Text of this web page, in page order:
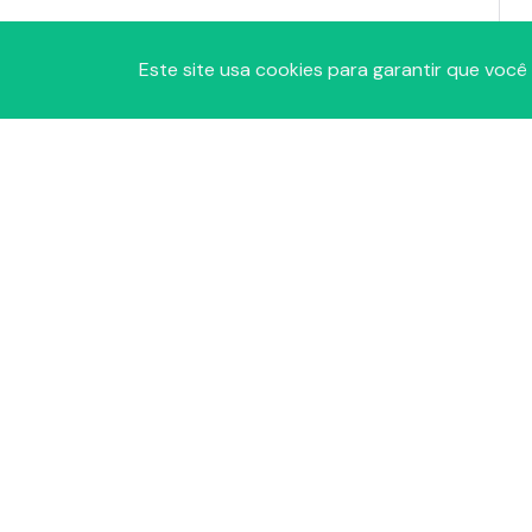
Este site usa cookies para garantir que